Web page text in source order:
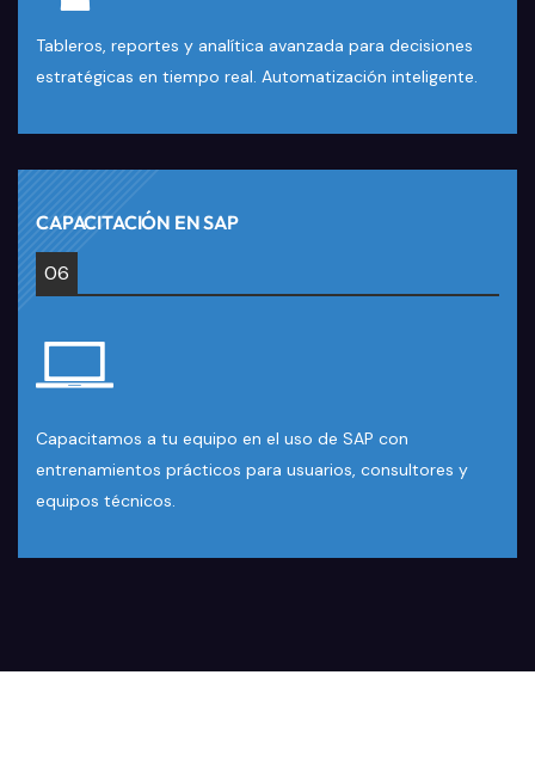
Tableros, reportes y analítica avanzada para decisiones
estratégicas en tiempo real. Automatización inteligente.
CAPACITACIÓN EN SAP
06
Capacitamos a tu equipo en el uso de SAP con
entrenamientos prácticos para usuarios, consultores y
equipos técnicos.